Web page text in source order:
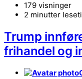
179 visninger
2 minutter
Trump
frihandel og